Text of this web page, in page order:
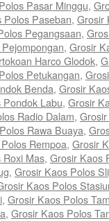
Pasar Minggu,
Polos Paseban, Grosir
Pegangsaan,
, Grosir
Harco Glodok,
Petukangan,
Benda, Grosir
Labu, Grosir
Radio Dalam,
Rawa Buaya,
Rempoa, Grosir
Mas, Grosir Kaos
, Grosir Kaos Polos
Kaos Polos
, Grosir Kaos Polos
, Grosir Kaos Polos